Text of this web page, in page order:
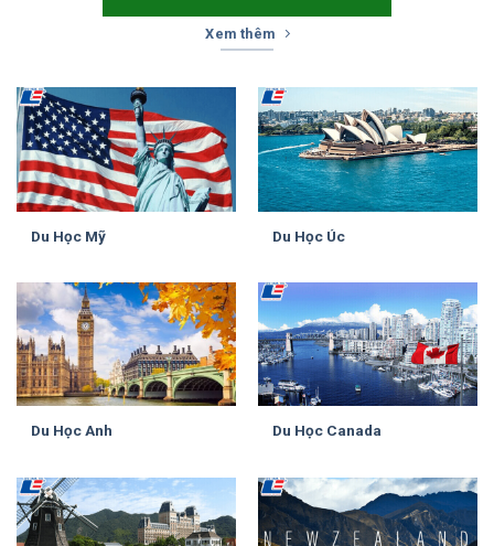
Xem thêm
Du Học Mỹ Du Học Úc
Du Học Anh Du Học Canada